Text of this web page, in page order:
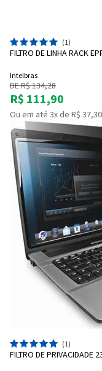
(1)
FILTRO DE LINHA RACK
Intelbras
DE R$ 134,28
R$ 111,90
Ou em até 3x de R$ 37,30
(1)
FILTRO DE PRIVACIDADE